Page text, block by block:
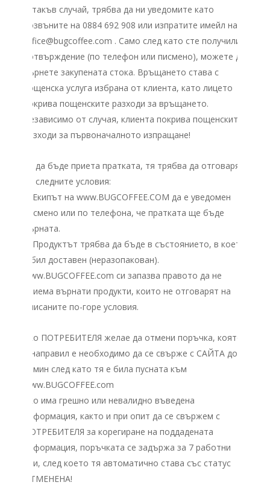
В такъв случай, трябва да ни уведомите като
позвъните на 0884 692 908 или изпратите имейл на
office@bugcoffee.com . Само след като сте получили
потвърждение (по телефон или писмено), можете да
върнете закупената стока. Връщането става с
пощенска услуга избрана от клиента, като лицето
покрива пощенските разходи за връщането.
Независимо от случая, клиента покрива пощенските
разходи за първоначалното изпращане!
За да бъде приета пратката, тя трябва да отговаря
на следните условия:
1. Екипът на www.BUGCOFFEE.COM да е уведомен
писмено или по телефона, че пратката ще бъде
върната.
2. Продуктът трябва да бъде в състоянието, в което
е бил доставен (неразопакован).
www.BUGCOFFEE.com си запазва правото да не
приема върнати продукти, които не отговарят на
описаните по-горе условия.
Ако ПОТРЕБИТЕЛЯ желае да отмени поръчка, която
е направил е необходимо да се свърже с САЙТА до
15мин след като тя е била пусната към
www.BUGCOFFEE.com
Ако има грешно или невалидно въведена
информация, както и при опит да се свържем с
ПОТРЕБИТЕЛЯ за корегиране на поддадената
информация, поръчката се задържа за 7 работни
дни, след което тя автоматично става със статус
ОТМЕНЕНА!